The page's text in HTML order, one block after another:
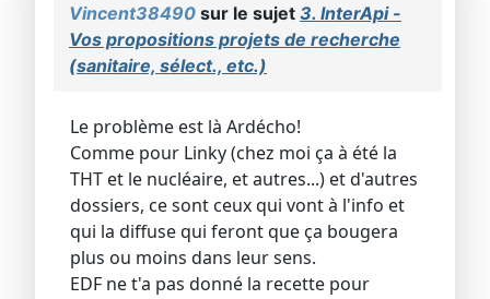
Vincent38490 sur le sujet 3. InterApi -
Vos propositions projets de recherche
(sanitaire, sélect., etc.)
Le problème est là Ardécho!
Comme pour Linky (chez moi ça à été la
THT et le nucléaire, et autres...) et d'autres
dossiers, ce sont ceux qui vont à l'info et
qui la diffuse qui feront que ça bougera
plus ou moins dans leur sens.
EDF ne t'a pas donné la recette pour